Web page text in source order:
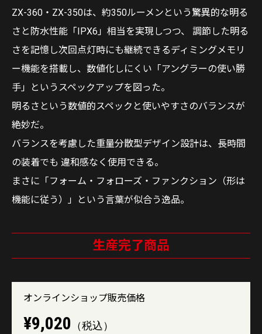
ZX-360・ZX-350は、約350ルーメンという驚異的な明る
さと防水性能「IPX6」相当を実現しつつ、 調節した明る
さを記憶し次回点灯時にも継続できるディミングメモリ
ー機能を搭載し、数値化しにくい「アングラーの使い勝
手」というスペックアップを図った。
明るさという数値的スペックと使いやすさのバランスが
絶妙だ。
バランスを考慮した重量分散型デザイン設計は、長時間
の装着でも 違和感なく使用できる。
まさに「フォーム・フォローズ・ファンクション（形は
機能に従う）」という言葉が似合う逸品。
生産完了商品
オンラインショップ販売価格
¥9,020 （税込）